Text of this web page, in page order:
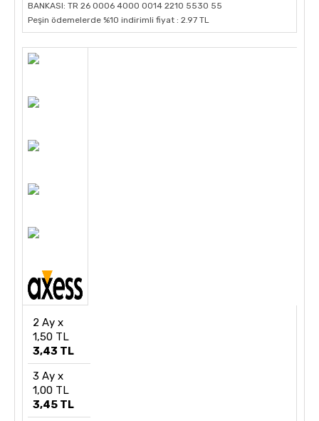
BANKASI: TR 26 0006 4000 0014 2210 5530 55
Peşin ödemelerde %10 indirimli fiyat : 2.97 TL
2 Ay x
1,50 TL
3,43 TL
3 Ay x
1,00 TL
3,45 TL